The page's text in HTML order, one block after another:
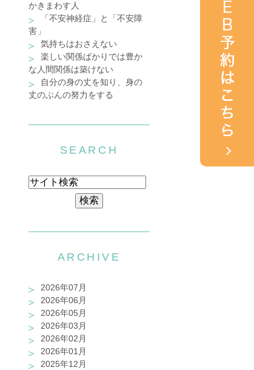
かきまわす人
「不安神経症」と「不安障
害」
気持ちはおさえない
楽しい関係ばかりでは豊か
な人間関係は築けない
自分の身の丈を知り、身の
丈のぶんの努力をする
SEARCH
ARCHIVE
2026年07月
2026年06月
2026年05月
2026年03月
2026年02月
2026年01月
2025年12月